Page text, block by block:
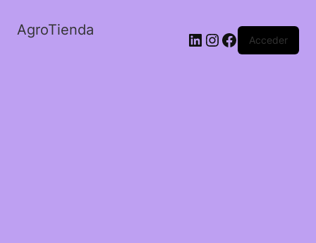
AgroTienda LinkedIn
Instagram
Facebook
Acceder